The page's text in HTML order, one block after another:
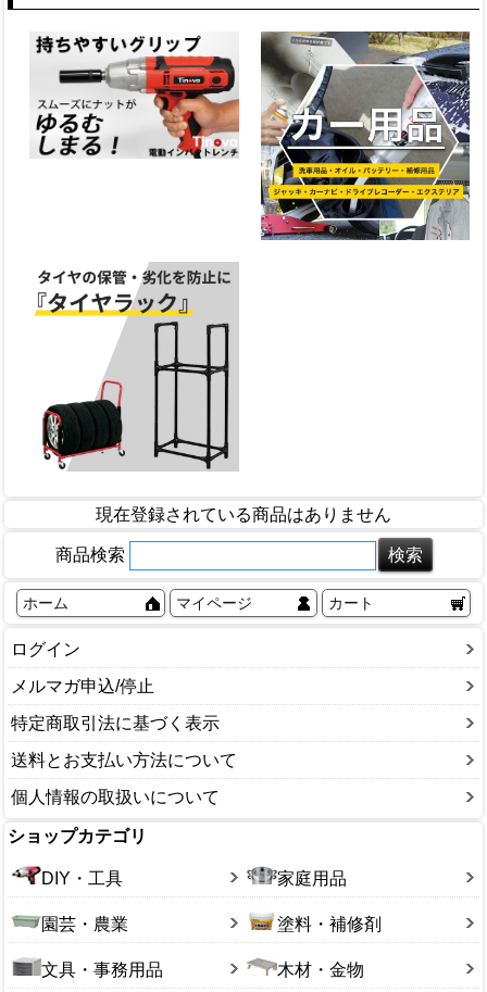
現在登録されている商品はありません
商品検索
ホーム マイページ カート
ログイン
メルマガ申込/停止
特定商取引法に基づく表示
送料とお支払い方法について
個人情報の取扱いについて
ショップカテゴリ
DIY・工具 家庭用品
園芸・農業 塗料・補修剤
文具・事務用品 木材・金物